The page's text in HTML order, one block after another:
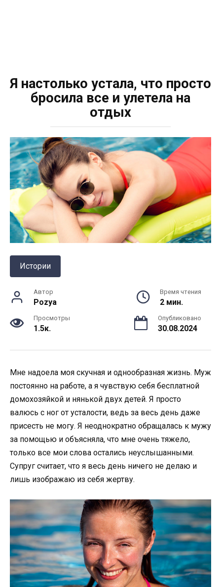
Я настолько устала, что просто
бросила все и улетела на
отдых
Истории
Автор
Pozya
Время чтения
2 мин.
Просмотры
1.5к.
Опубликовано
30.08.2024
Мне надоела моя скучная и однообразная жизнь. Муж
постоянно на работе, а я чувствую себя бесплатной
домохозяйкой и нянькой двух детей. Я просто
валюсь с ног от усталости, ведь за весь день даже
присесть не могу. Я неоднократно обращалась к мужу
за помощью и объясняла, что мне очень тяжело,
только все мои слова остались неуслышанными.
Супруг считает, что я весь день ничего не делаю и
лишь изображаю из себя жертву.